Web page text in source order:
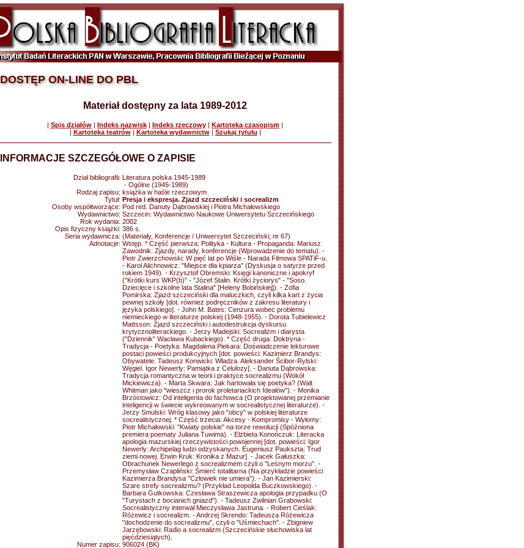
DOSTĘP ON-LINE DO PBL
Materiał dostępny za lata 1989-2012
| Spis działów | Indeks nazwisk | Indeks rzeczowy | Kartoteka czasopism |
| Kartoteka teatrów| Kartoteka wydawnictw| Szukaj tytułu |
INFORMACJE SZCZEGÓŁOWE O ZAPISIE
Dział bibliografii: Literatura polska 1945-1989
- Ogólne (1945-1989)
Rodzaj zapisu: książka w haśle rzeczowym
Tytuł: Presja i ekspresja. Zjazd szczeciński i socrealizm
Osoby współtworzące: Pod red. Danuty Dąbrowskiej i Piotra Michałowskiego
Wydawnictwo: Szczecin: Wydawnictwo Naukowe Uniwersytetu Szczecińskiego
Rok wydania: 2002
Opis fizyczny książki: 386 s.
Seria wydawnicza: (Materiały, Konferencje / Uniwersytet Szczeciński; nr 67)
Adnotacje: Wstęp. * Część pierwsza: Polityka - Kultura - Propaganda: Mariusz
Zawodnik: Zjazdy, narady, konferencje (Wprowadzenie do tematu). -
Piotr Zwierzchowski: W pięć lat po Wiśle - Narada Filmowa SPATiF-u.
- Karol Alichnowicz: "Miejsce dla kpiarza" (Dyskusja o satyrze przed
rokiem 1949). - Krzysztof Obremski: Księgi kanoniczne i apokryf
("Krótki kurs WKP(b)" - "Józef Stalin. Krótki życiorys" - "Soso.
Dziecięce i szkolne lata Stalina" [Heleny Bobińskiej]). - Zofia
Pomirska: Zjazd szczeciński dla maluczkich, czyli kilka kart z życia
pewnej szkoły [dot. również podręczników z zakresu literatury i
języka polskiego]. - John M. Bates: Cenzura wobec problemu
niemieckiego w literaturze polskiej (1948-1955). - Dorota Tubielewicz
Mattsson: Zjazd szczeciński i autodestrukcja dyskursu
krytycznoliterackiego. - Jerzy Madejski: Socrealizm i diarysta
("Dziennik" Wacława Kubackiego). * Część druga: Doktryna -
Tradycja - Poetyka: Magdalena Piekara: Doświadczenie lekturowe
postaci powieści produkcyjnych [dot. powieści: Kazimierz Brandys:
Obywatele. Tadeusz Konwicki: Władza. Aleksander Ścibor-Rylski:
Węgiel. Igor Newerly: Pamiątka z Celulozy]. - Danuta Dąbrowska:
Tradycja romantyczna w teorii i praktyce socrealizmu (Wokół
Mickiewicza). - Marta Skwara: Jak hartowała się poetyka? (Walt
Whitman jako "wieszcz i prorok proletariackich Ideałów"). - Monika
Brzóstowicz: Od inteligenta do fachowca (O projektowanej przemianie
inteligencji w świecie wykreowanym w socrealistycznej literaturze). -
Jerzy Smulski: Wróg klasowy jako "obcy" w polskiej literaturze
socrealistycznej. * Część trzecia: Akcesy - Kompromisy - Wyłomy:
Piotr Michałowski: "Kwiaty polskie" na torze rewolucji (Spóźniona
premiera poematy Juliana Tuwima). - Elżbieta Konończuk: Literacka
apologia mazurskiej rzeczywistości powojennej [dot. powieści: Igor
Newerly: Archipelag ludzi odzyskanych. Eugeniusz Paukszta: Trud
ziemi nowej. Erwin Kruk: Kronika z Mazur]. - Jacek Gałuszka:
Obrachunek Newerlego z socrealizmem czyli o "Leśnym morzu". -
Przemysław Czapliński: Śmierć totalitarna (Na przykładzie powieści
Kazimierza Brandysa "Człowiek nie umiera"). - Jan Kazimierski:
Szare strefy socrealizmu? (Przykład Leopolda Buczkowskiego). -
Barbara Gutkowska: Czesława Straszewicza apologia przypadku (O
"Turystach z bocianich gniazd"). - Tadeusz Zwilnian Grabowski:
Socrealistyczny interwał Mieczysława Jastruna. - Robert Cieślak:
Różewicz i socrealizm. - Andrzej Skrendo: Tadeusza Różewicza
"dochodzenie do socrealizmu", czyli o "Uśmiechach". - Zbigniew
Jarzębowski: Radio a socrealizm (Szczecińskie słuchowiska lat
pięćdziesiątych).
Numer zapisu: 906024 (BK)